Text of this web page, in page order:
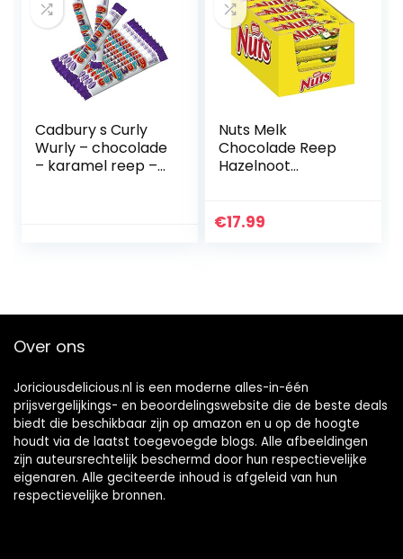
Cadbury s Curly
Wurly – chocolade
– karamel reep –
Nuts Melk
Chocolade Reep
Hazelnoot
g – doos met 24
€17.99
Over ons
Joriciousdelicious.nl is een moderne alles-in-één
prijsvergelijkings- en beoordelingswebsite die de beste deals
biedt die beschikbaar zijn op amazon en u op de hoogte
houdt via de laatst toegevoegde blogs. Alle afbeeldingen
zijn auteursrechtelijk beschermd door hun respectievelijke
eigenaren. Alle geciteerde inhoud is afgeleid van hun
respectievelijke bronnen.